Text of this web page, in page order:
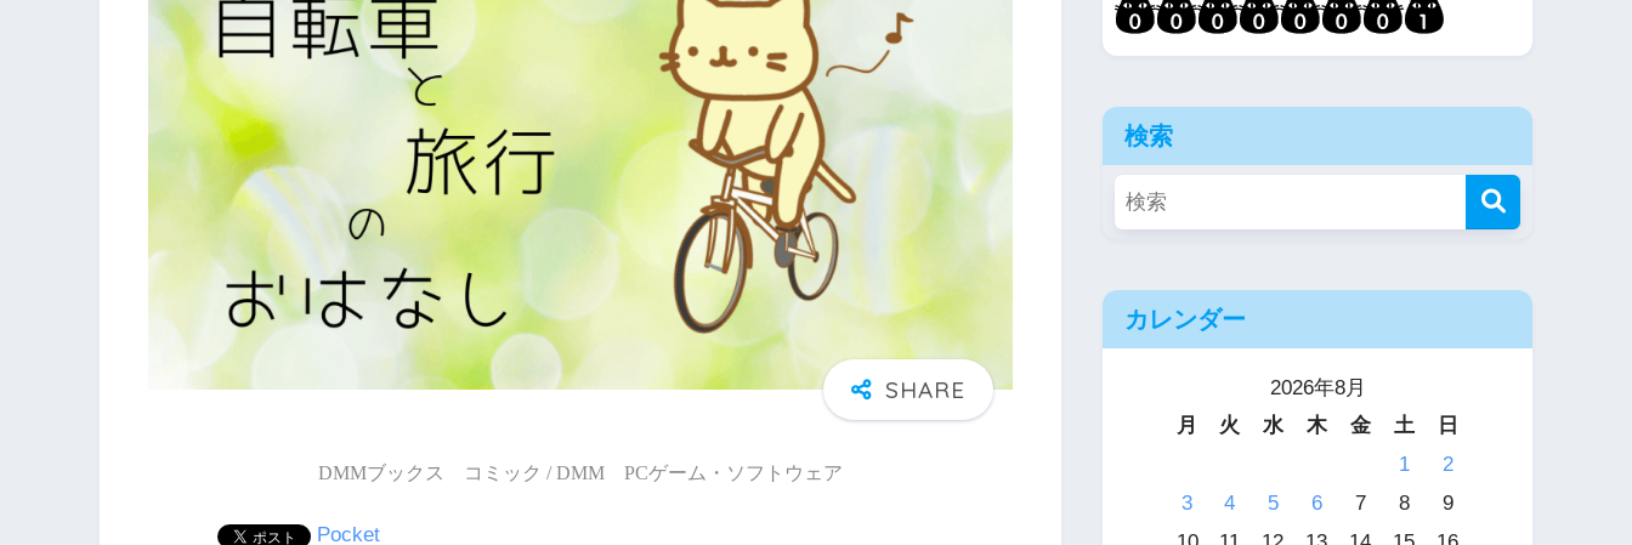
DMMブックス コミック / DMM PCゲーム・ソフトウェア
Pocket
検索
カレンダー
2026年8月
月
火 水 木 金 土
日
1
2
3
4 5 6 7 8
9